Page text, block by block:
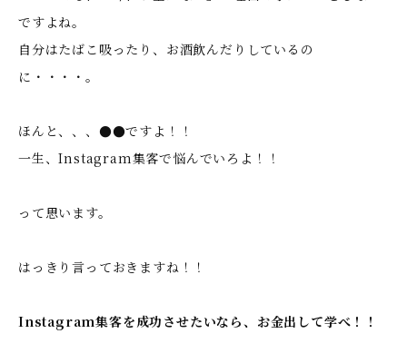
ですよね。
自分はたばこ吸ったり、お酒飲んだりしているの
に・・・・。
ほんと、、、●●ですよ！！
一生、Instagram集客で悩んでいろよ！！
って思います。
はっきり言っておきますね！！
Instagram集客を成功させたいなら、お金出して学べ！！